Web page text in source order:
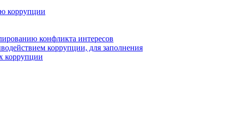
коррупции
конфликта интересов
коррупции, для заполнения
коррупции